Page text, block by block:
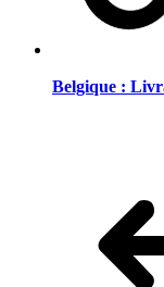
Belgique :